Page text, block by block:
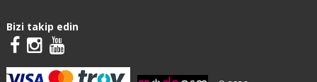
Bizi takip edin